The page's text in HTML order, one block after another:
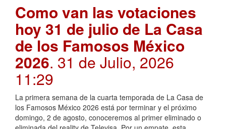
Como van las votaciones
hoy 31 de julio de La Casa
de los Famosos México
2026. 31 de Julio, 2026
11:29
La primera semana de la cuarta temporada de La Casa de
los Famosos México 2026 está por terminar y el próximo
domingo, 2 de agosto, conoceremos al primer eliminado o